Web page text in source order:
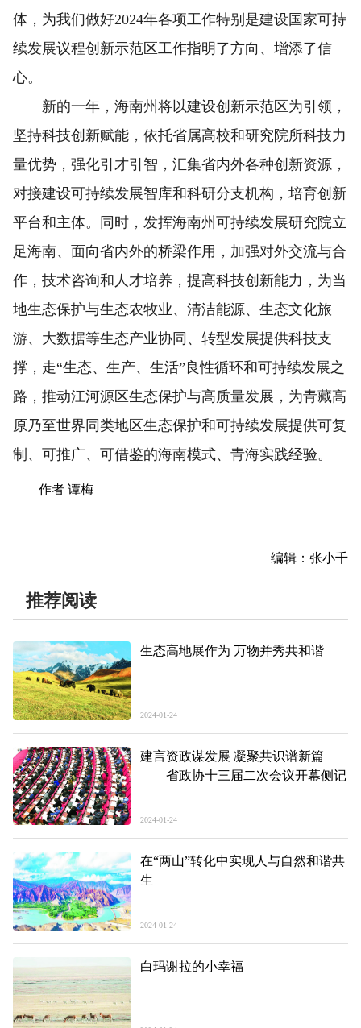
体，为我们做好2024年各项工作特别是建设国家可持
续发展议程创新示范区工作指明了方向、增添了信
心。
新的一年，海南州将以建设创新示范区为引领，
坚持科技创新赋能，依托省属高校和研究院所科技力
量优势，强化引才引智，汇集省内外各种创新资源，
对接建设可持续发展智库和科研分支机构，培育创新
平台和主体。同时，发挥海南州可持续发展研究院立
足海南、面向省内外的桥梁作用，加强对外交流与合
作，技术咨询和人才培养，提高科技创新能力，为当
地生态保护与生态农牧业、清洁能源、生态文化旅
游、大数据等生态产业协同、转型发展提供科技支
撑，走“生态、生产、生活”良性循环和可持续发展之
路，推动江河源区生态保护与高质量发展，为青藏高
原乃至世界同类地区生态保护和可持续发展提供可复
制、可推广、可借鉴的海南模式、青海实践经验。
作者 谭梅
编辑：张小千
推荐阅读
生态高地展作为 万物并秀共和谐
2024-01-24
建言资政谋发展 凝聚共识谱新篇
——省政协十三届二次会议开幕侧记
2024-01-24
在“两山”转化中实现人与自然和谐共
生
2024-01-24
白玛谢拉的小幸福